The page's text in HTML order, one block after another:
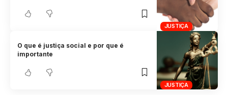
JUSTIÇA
JUSTIÇA
O que é justiça social e por que é
importante